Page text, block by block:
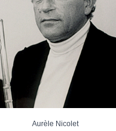
Aurèle Nicolet